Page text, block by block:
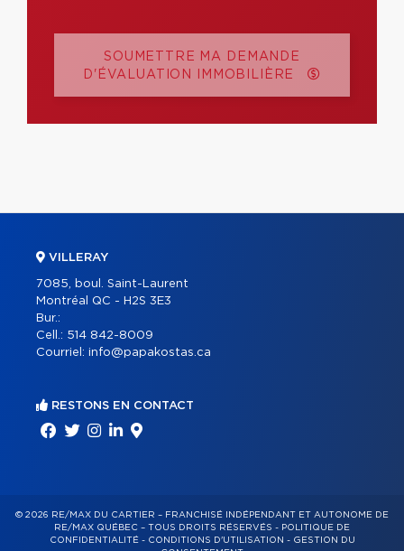
SOUMETTRE MA DEMANDE
D'ÉVALUATION IMMOBILIÈRE
VILLERAY
7085, boul. Saint-Laurent
Montréal QC - H2S 3E3
Bur.:
Cell.: 514 842-8009
Courriel: info@papakostas.ca
RESTONS EN CONTACT
© 2026 RE/MAX DU CARTIER – FRANCHISÉ INDÉPENDANT ET AUTONOME DE
RE/MAX QUÉBEC – TOUS DROITS RÉSERVÉS - POLITIQUE DE
CONFIDENTIALITÉ- CONDITIONS D'UTILISATION - GESTION DU